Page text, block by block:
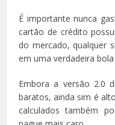
É importante nunca
cartão de crédito
do mercado, qualquer
em uma verdadeira bola
Embora a versão 2.0
baratos, ainda sim é
calculados também